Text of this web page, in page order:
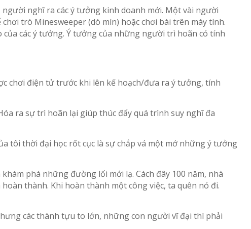
nghĩ ra các ý tưởng kinh doanh mới. Một vài người
trò Minesweeper (dò mìn) hoặc chơi bài trên máy tính.
các ý tưởng. Ý tưởng của những người trì hoãn có tính
chơi điện tử trước khi lên kế hoạch/đưa ra ý tưởng, tính
ra sự trì hoãn lại giúp thúc đẩy quá trình suy nghĩ đa
tôi thời đại học rốt cục là sự chắp vá một mớ những ý tưởng
phá những đường lối mới lạ. Cách đây 100 năm, nhà
thành. Khi hoàn thành một công việc, ta quên nó đi.
các thành tựu to lớn, những con người vĩ đại thì phải